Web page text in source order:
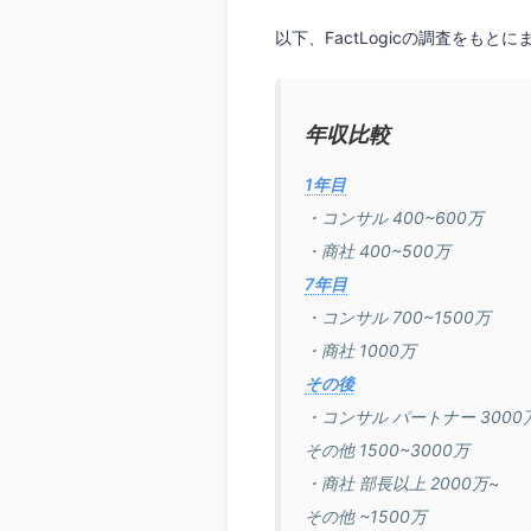
以下、FactLogicの調査をもとに
年収比較
1年目
・コンサル 400~600万
・商社 400~500万
7年目
・コンサル 700~1500万
・商社 1000万
その後
・コンサル パートナー 3000
その他 1500~3000万
・商社 部長以上 2000万~
その他 ~1500万